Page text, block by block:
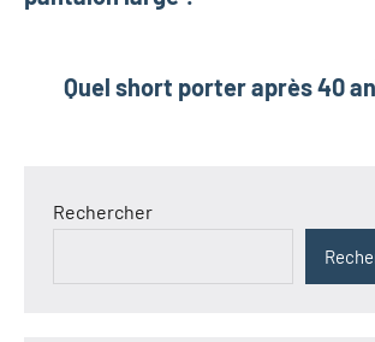
Quel short porter après 40
Rechercher